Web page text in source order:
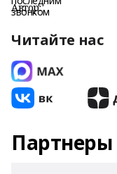
Автор:
Читайте нас
Партнеры